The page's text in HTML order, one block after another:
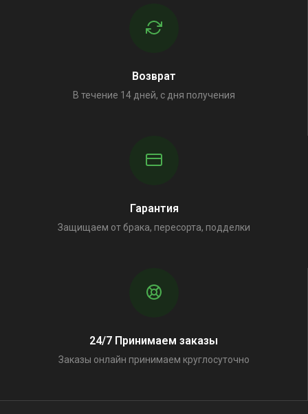
Возврат
В течение 14 дней, с дня получения
Гарантия
Защищаем от брака, пересорта, подделки
24/7 Принимаем заказы
Заказы онлайн принимаем круглосуточно